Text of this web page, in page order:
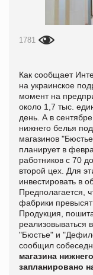
1781
Как сообщает
на украинское
момент на
около 1,7 тыс.
день. А в
нижнего белья
магазинов
планирует в
работников с 70
второй цех. Для
инвестировать в
Предполагается,
фабрики
Продукция,
реализовываться
"Бюстье" и
сообщил
магазина
запланировано